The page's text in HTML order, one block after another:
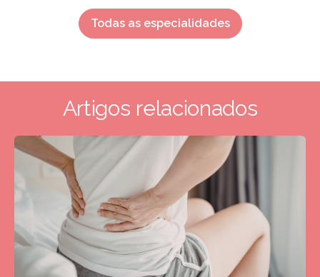
Todas as especialidades
Artigos relacionados